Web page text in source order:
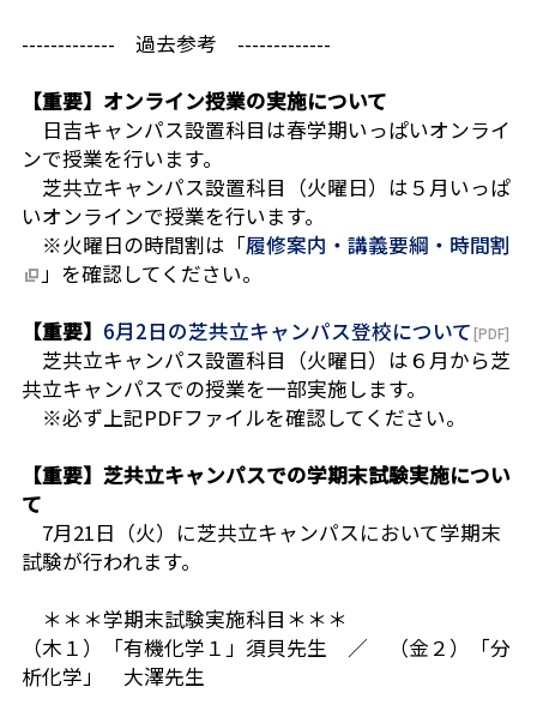
------------- 過去参考 -------------
【重要】オンライン授業の実施について
日吉キャンパス設置科目は春学期いっぱいオンライ
ンで授業を行います。
芝共立キャンパス設置科目 （火曜日）は５月いっぱ
いオンラインで授業を行います。
※火曜日の時間割は「履修案内・講義要綱・時間割
」を確認してください。
【重要】 6月2日の芝共立キャンパス登校について
芝共立キャンパス設置科目（火曜日）は６月から芝
共立キャンパスでの授業を一部実施 します。
※必ず上記PDFファイルを確認してください。
【重要】芝共立キャンパスでの学期末試験実施につい
て
7月21日（火） に芝共立キャンパスにおいて学期末
試験が行われます。
＊＊＊学期末試験実施科目＊＊＊
（木１）「有機化学１」須貝先生 ／ （金２）「分
析化学」 大澤先生